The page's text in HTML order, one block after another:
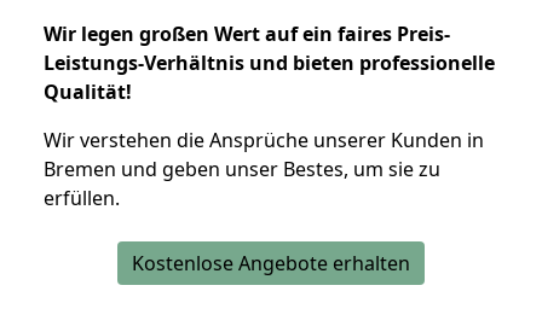
Wir legen großen Wert auf ein faires Preis-
Leistungs-Verhältnis und bieten professionelle
Qualität!
Wir verstehen die Ansprüche unserer Kunden in
Bremen und geben unser Bestes, um sie zu
erfüllen.
Kostenlose Angebote erhalten